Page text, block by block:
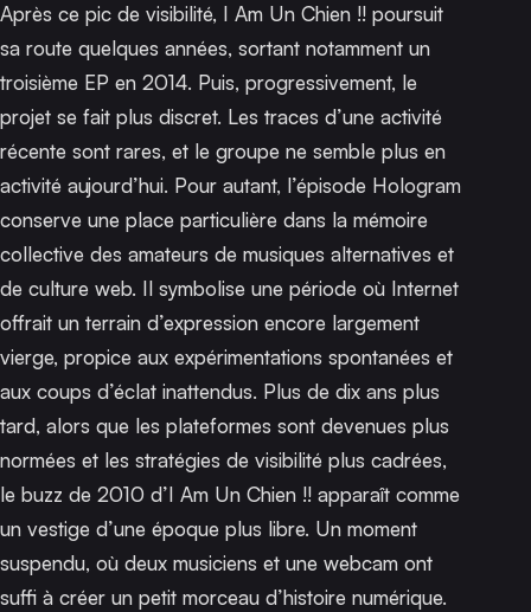
Après ce pic de visibilité, I Am Un Chien !! poursuit
sa route quelques années, sortant notamment un
troisième EP en 2014. Puis, progressivement, le
projet se fait plus discret. Les traces d’une activité
récente sont rares, et le groupe ne semble plus en
activité aujourd’hui. Pour autant, l’épisode Hologram
conserve une place particulière dans la mémoire
collective des amateurs de musiques alternatives et
de culture web. Il symbolise une période où Internet
offrait un terrain d’expression encore largement
vierge, propice aux expérimentations spontanées et
aux coups d’éclat inattendus. Plus de dix ans plus
tard, alors que les plateformes sont devenues plus
normées et les stratégies de visibilité plus cadrées,
le buzz de 2010 d’I Am Un Chien !! apparaît comme
un vestige d’une époque plus libre. Un moment
suspendu, où deux musiciens et une webcam ont
suffi à créer un petit morceau d’histoire numérique.